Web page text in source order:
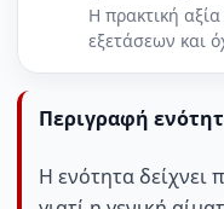
Η πρακτική
εξετάσεων και
Περιγραφή
Η ενότητα δείχνει